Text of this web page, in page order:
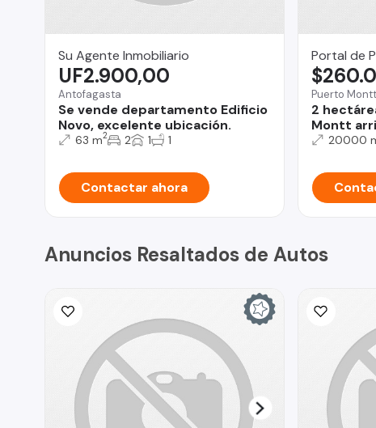
Su Agente Inmobiliario
Antofagasta
Se vende departamento Edificio
Novo, excelente ubicación.
UF2.900,00
63 m2 2 1 1
Contactar ahora
Portal de
Puerto Montt
2
Montt
20000
Anuncios Resaltados de Autos